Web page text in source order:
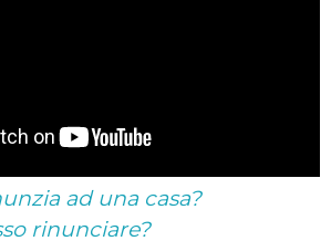
ad una casa?
rinunciare?